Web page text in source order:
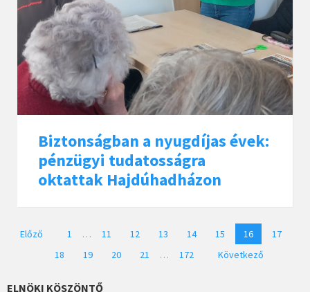
Biztonságban a nyugdíjas évek:
pénzügyi tudatosságra
oktattak Hajdúhadházon
Bejegyzések
lapozása
Előző 1 … 11 12 13 14 15 16
17
18
19 20 21 … 172 Következő
ELNÖKI KÖSZÖNTŐ